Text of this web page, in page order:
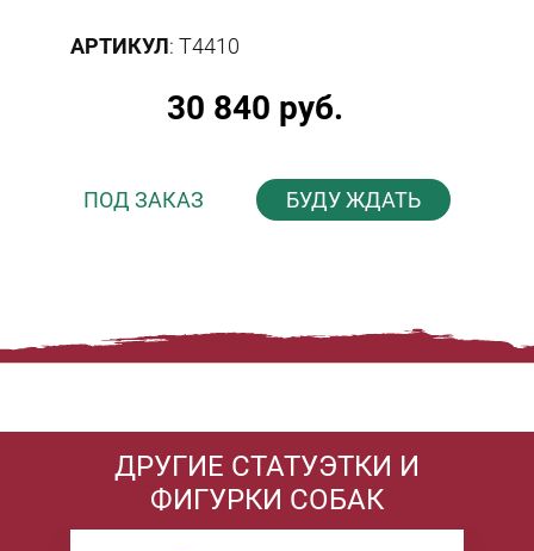
30 840 руб.
ПОД ЗАКАЗ БУДУ ЖДАТЬ
АРТИКУЛ: T4410
ДРУГИЕ СТАТУЭТКИ И
ФИГУРКИ СОБАК